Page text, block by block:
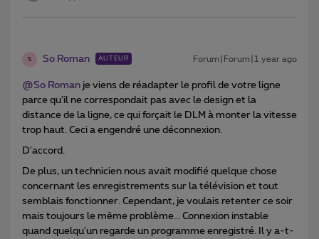
S So Roman AUTEUR Forum|Forum|1 year ago
@So Roman je viens de réadapter le profil de votre ligne
parce qu’il ne correspondait pas avec le design et la
distance de la ligne, ce qui forçait le DLM à monter la vitesse
trop haut. Ceci a engendré une déconnexion.
D'accord.
De plus, un technicien nous avait modifié quelque chose
concernant les enregistrements sur la télévision et tout
semblais fonctionner. Cependant, je voulais retenter ce soir
mais toujours le même problème... Connexion instable
quand quelqu'un regarde un programme enregistré. Il y a-t-